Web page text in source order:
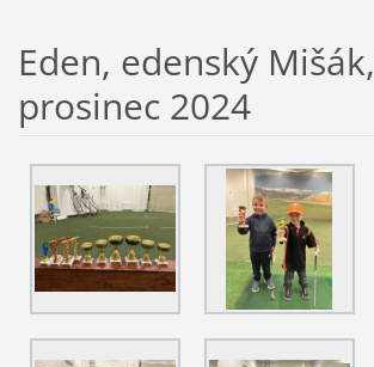
Eden, edenský Mišák,
prosinec 2024